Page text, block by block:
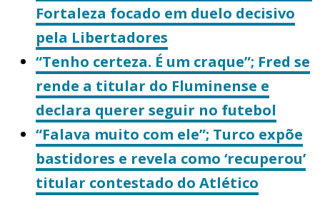
Fortaleza focado em duelo decisivo
pela Libertadores
“Tenho certeza. É um craque”; Fred se
rende a titular do Fluminense e
declara querer seguir no futebol
“Falava muito com ele”; Turco expõe
bastidores e revela como ‘recuperou’
titular contestado do Atlético